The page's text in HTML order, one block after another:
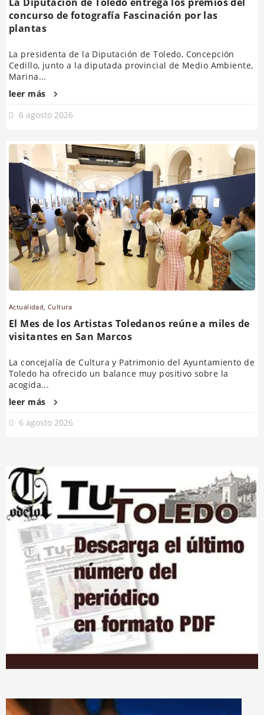
concurso de fotografía Fascinación por las
plantas
La presidenta de la Diputación de Toledo, Concepción
Cedillo, junto a la diputada provincial de Medio Ambiente,
Marina...
leer más
6 agosto 2026
Actualidad,Cultura
El Mes de los Artistas Toledanos reúne a miles de
visitantes en San Marcos
La concejalía de Cultura y Patrimonio del Ayuntamiento de
Toledo ha ofrecido un balance muy positivo sobre la
acogida...
leer más
6 agosto 2026